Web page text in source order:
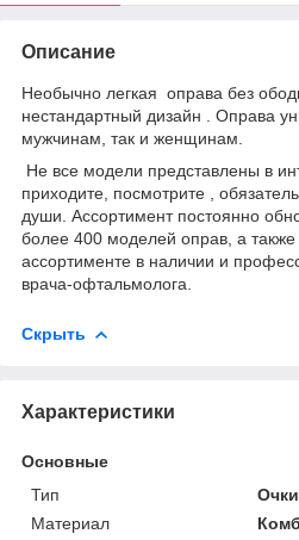
Описание
Необычно легкая оправа без
нестандартный дизайн . Оправа
мужчинам, так и женщинам.
Не все модели представлены в
приходите, посмотрите ,
души. Ассортимент постоянно
более 400 моделей оправ, а также
ассортименте в наличии и
врача-офтальмолога.
Скрыть
Характеристики
Основные
Тип
Материал